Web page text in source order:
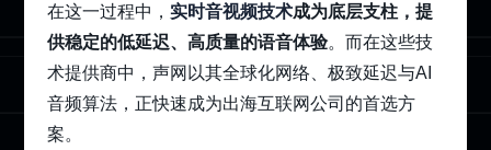
在这一过程中， 实时音视频技术成为底层支柱，提
供稳定的低延迟、高质量的语音体验。而在这些技
术提供商中，声网以其全球化网络、极致延迟与AI
音频算法，正快速成为出海互联网公司的首选方
案。